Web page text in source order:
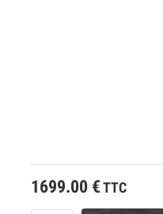
1699.00 € TTC